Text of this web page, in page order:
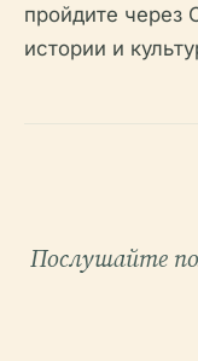
пройдите через
истории и
Послушайте